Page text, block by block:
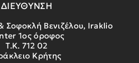
ΔΙΕΥΘΥΝΣΗ
Σοφοκλή Βενιζέλου, Iraklio
1ος όροφος
Τ.Κ. 712 02
Κρήτης